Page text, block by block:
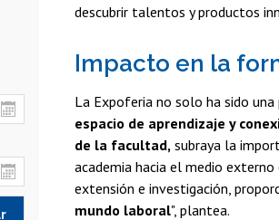
descubrir talentos y productos
Impacto en la
La Expoferia no solo ha sido
espacio de aprendizaje y
de la facultad, subraya la
academia hacia el medio externo
extensión e investigación,
mundo laboral", plantea.